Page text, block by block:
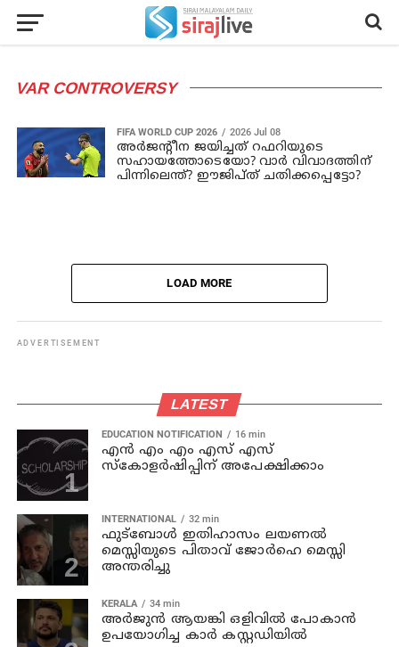
VAR CONTROVERSY
FIFA WORLD CUP 2026 2026 Jul 08
അർജന്റീന ജയിച്ചത് റഫറിയുടെ
സഹായത്തോടെയോ? വാർ വിവാദത്തിന്
പിന്നിലെന്ത്? ഈജിപ്ത് ചതിക്കപ്പെട്ടോ?
LOAD MORE
ADVERTISEMENT
LATEST
EDUCATION NOTIFICATION 16 min
എൻ എം എം എസ് എസ്
സ്കോളർഷിപ്പിന് അപേക്ഷിക്കാം
INTERNATIONAL 32 min
ഫുട്ബോൾ ഇതിഹാസം ലയണൽ
മെസ്സിയുടെ പിതാവ് ജോർഹെ മെസ്സി
അന്തരിച്ചു
KERALA 34 min
അര്‍ജുന്‍ ആയങ്കി ഒളിവില്‍ പോകാന്‍
ഉപയോഗിച്ച കാര്‍ കസ്റ്റഡിയില്‍